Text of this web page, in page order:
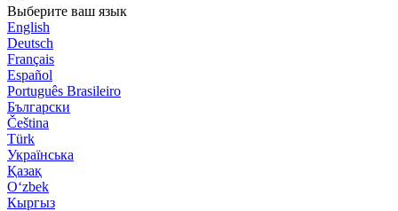
Выберите ваш язык
English
Deutsch
Français
Español
Português Brasileiro
Български
Čeština
Türk
Українська
Қазақ
Оʻzbek
Кыргыз